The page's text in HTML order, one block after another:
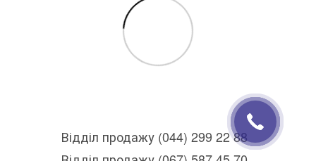
Відділ продажу (044) 299 22 88